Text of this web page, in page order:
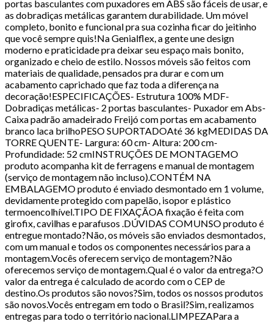
portas basculantes com puxadores em ABS são fáceis de usar, e
as dobradiças metálicas garantem durabilidade. Um móvel
completo, bonito e funcional pra sua cozinha ficar do jeitinho
que você sempre quis!Na Genialflex, a gente une design
moderno e praticidade pra deixar seu espaço mais bonito,
organizado e cheio de estilo. Nossos móveis são feitos com
materiais de qualidade, pensados pra durar e com um
acabamento caprichado que faz toda a diferença na
decoração!ESPECIFICAÇÕES- Estrutura 100% MDF-
Dobradiças metálicas- 2 portas basculantes- Puxador em Abs-
Caixa padrão amadeirado Freijó com portas em acabamento
branco laca brilhoPESO SUPORTADOAté 36 kgMEDIDAS DA
TORRE QUENTE- Largura: 60 cm- Altura: 200 cm-
Profundidade: 52 cmINSTRUÇÕES DE MONTAGEMO
produto acompanha kit de ferragens e manual de montagem
(serviço de montagem não incluso).CONTÉM NA
EMBALAGEMO produto é enviado desmontado em 1 volume,
devidamente protegido com papelão, isopor e plástico
termoencolhível.TIPO DE FIXAÇÃOA fixação é feita com
girofix, cavilhas e parafusos .DÚVIDAS COMUNSO produto é
entregue montado?Não, os móveis são enviados desmontados,
com um manual e todos os componentes necessários para a
montagem.Vocês oferecem serviço de montagem?Não
oferecemos serviço de montagem.Qual é o valor da entrega?O
valor da entrega é calculado de acordo com o CEP de
destino.Os produtos são novos?Sim, todos os nossos produtos
são novos.Vocês entregam em todo o Brasil?Sim, realizamos
entregas para todo o território nacional.LIMPEZAPara a